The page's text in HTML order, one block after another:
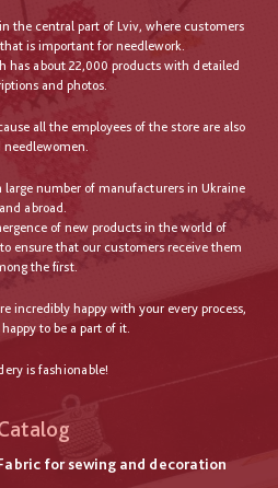
the central part of Lviv, where customers
is important for needlework.
has about 22,000 products with detailed
and photos.
all the employees of the store are also
needlewomen.
large number of manufacturers in Ukraine
and abroad.
of new products in the world of
ensure that our customers receive them
the first.
incredibly happy with your every process,
to be a part of it.
is fashionable!
for sewing and decoration